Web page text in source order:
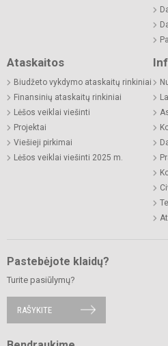
Ataskaitos
Biudžeto vykdymo ataskaitų rinkiniai
Finansinių ataskaitų rinkiniai
Lėšos veiklai viešinti
Projektai
Viešieji pirkimai
Lėšos veiklai viešinti 2025 m.
Pastebėjote klaidų?
Turite pasiūlymų?
RAŠYKITE